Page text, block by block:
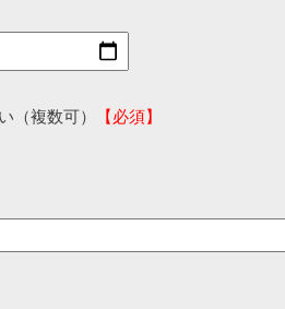
（複数可）
【必須】